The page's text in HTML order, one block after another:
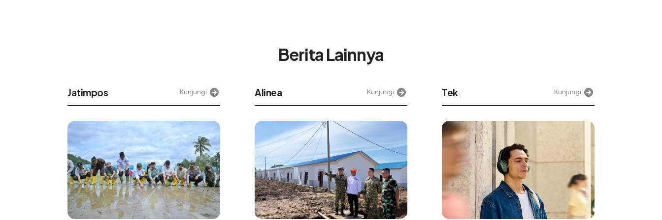
Berita Lainnya
Alinea Kunjungi Tek Kunjungi Jurnaljabar Kunjungi